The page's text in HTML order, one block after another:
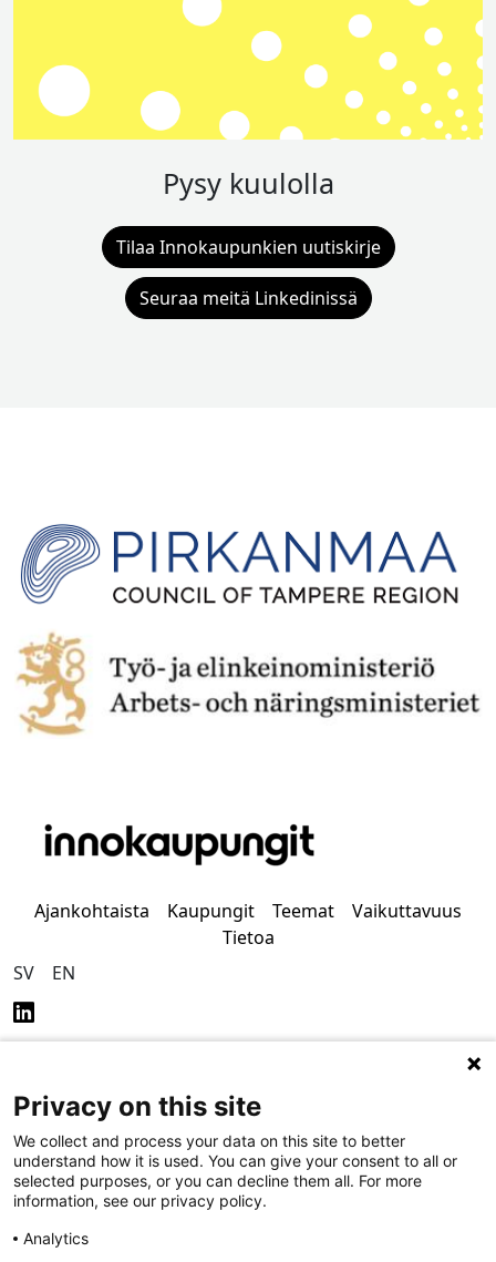
Pysy kuulolla
Tilaa Innokaupunkien uutiskirje
Seuraa meitä Linkedinissä
Ajankohtaista Kaupungit Teemat
Vaikuttavuus
Tietoa
SV
EN
Tietosuoja Saavutettavuus
Privacy on this site
We collect and process your data on this site to better
understand how it is used. You can give your consent to all or
selected purposes, or you can decline them all. For more
information, see our privacy policy.
Analytics